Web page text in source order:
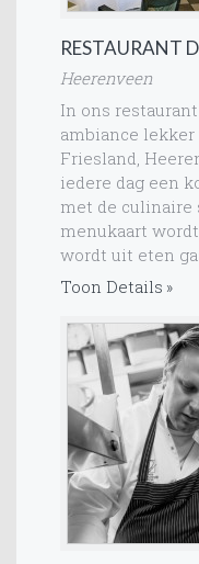
RESTAURANT
Heerenveen
In ons
ambiance
Friesland,
iedere dag een
met de culinaire
menukaart
wordt uit eten
Toon Details